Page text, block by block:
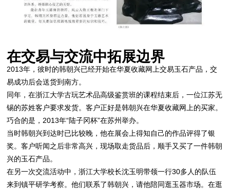
在交易与交流中拓展边界
2013年，彼时的韩朝兴已经开始在华夏收藏网上交易玉石产品，交
易成功后会送货到南方。
同年，在浙江大学古玩艺术品高级鉴赏班的课程结束后，一位江苏无
锡的苏姓客户要求发货。客户正好是韩朝兴在华夏收藏网上的买家。
巧合的是，2013年“陆子冈杯”在苏州举办。
当时韩朝兴到达时已比较晚，他在展会上得知自己的作品评得了银
奖。客户听闻之后非常高兴，现场取走货品后，顺手又买了一件韩朝
兴的玉石产品。
在另一次交流活动中，浙江大学校长沈玉明带领一行30多人的队伍
来到镇平研学考察。他们联系了韩朝兴，请他陪同逛玉器市场。在逛